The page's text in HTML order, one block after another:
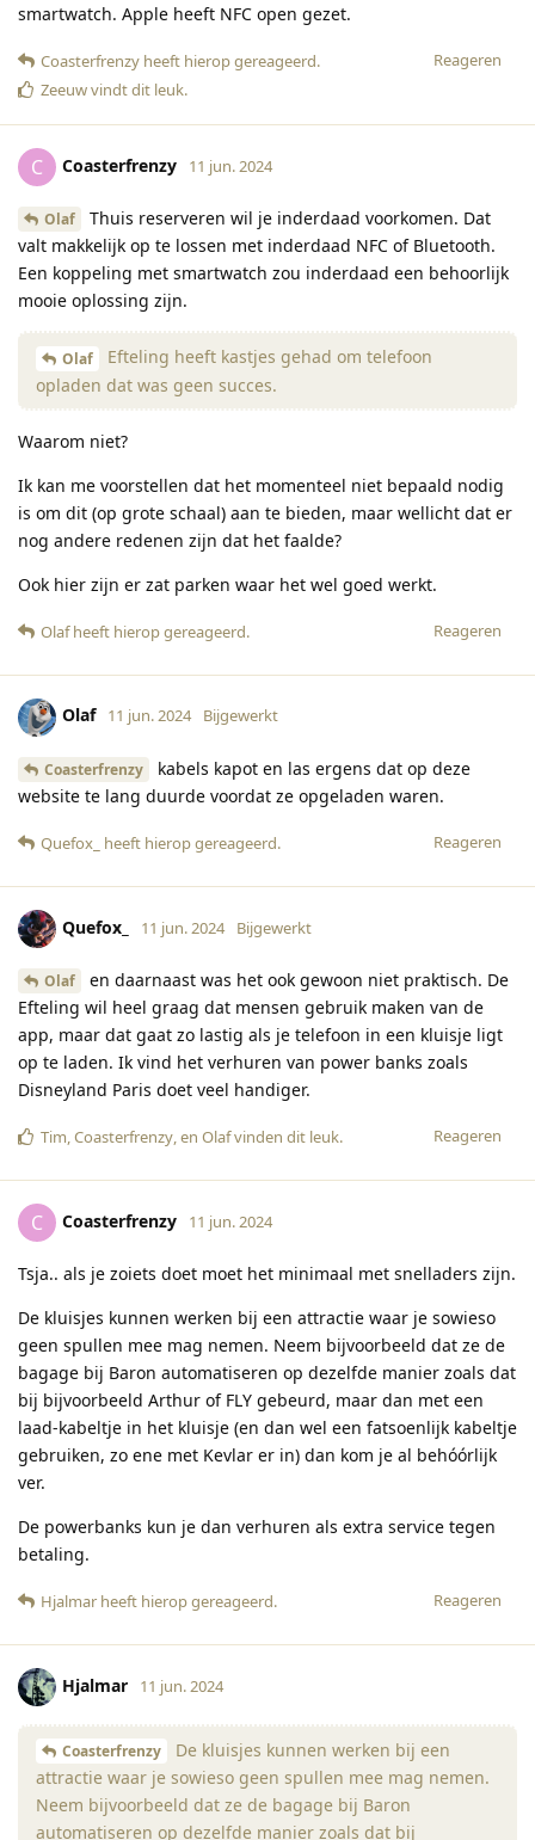
smartwatch. Apple heeft NFC open gezet.
Reageren
Coasterfrenzy heeft hierop gereageerd.
Zeeuwvindt dit leuk.
C Coasterfrenzy 11 jun. 2024
Olaf
Thuis reserveren wil je inderdaad voorkomen. Dat
valt makkelijk op te lossen met inderdaad NFC of Bluetooth.
Een koppeling met smartwatch zou inderdaad een behoorlijk
mooie oplossing zijn.
Olaf
Efteling heeft kastjes gehad om telefoon
opladen dat was geen succes.
Waarom niet?
Ik kan me voorstellen dat het momenteel niet bepaald nodig
is om dit (op grote schaal) aan te bieden, maar wellicht dat er
nog andere redenen zijn dat het faalde?
Ook hier zijn er zat parken waar het wel goed werkt.
Reageren
Olafheeft hierop gereageerd.
Olaf 11 jun. 2024 Bijgewerkt
Coasterfrenzy
kabels kapot en las ergens dat op deze
website te lang duurde voordat ze opgeladen waren.
Reageren
Quefox_ heeft hierop gereageerd.
Quefox_ 11 jun. 2024 Bijgewerkt
Olaf
en daarnaast was het ook gewoon niet praktisch. De
Efteling wil heel graag dat mensen gebruik maken van de
app, maar dat gaat zo lastig als je telefoon in een kluisje ligt
op te laden. Ik vind het verhuren van power banks zoals
Disneyland Paris doet veel handiger.
Reageren
Tim,Coasterfrenzy, en Olafvinden dit leuk.
C Coasterfrenzy 11 jun. 2024
Tsja.. als je zoiets doet moet het minimaal met snelladers zijn.
De kluisjes kunnen werken bij een attractie waar je sowieso
geen spullen mee mag nemen. Neem bijvoorbeeld dat ze de
bagage bij Baron automatiseren op dezelfde manier zoals dat
bij bijvoorbeeld Arthur of FLY gebeurd, maar dan met een
laad-kabeltje in het kluisje (en dan wel een fatsoenlijk kabeltje
gebruiken, zo ene met Kevlar er in) dan kom je al behóórlijk
ver.
De powerbanks kun je dan verhuren als extra service tegen
betaling.
Reageren
Hjalmar heeft hierop gereageerd.
Hjalmar 11 jun. 2024
Coasterfrenzy
De kluisjes kunnen werken bij een
attractie waar je sowieso geen spullen mee mag nemen.
Neem bijvoorbeeld dat ze de bagage bij Baron
automatiseren op dezelfde manier zoals dat bij